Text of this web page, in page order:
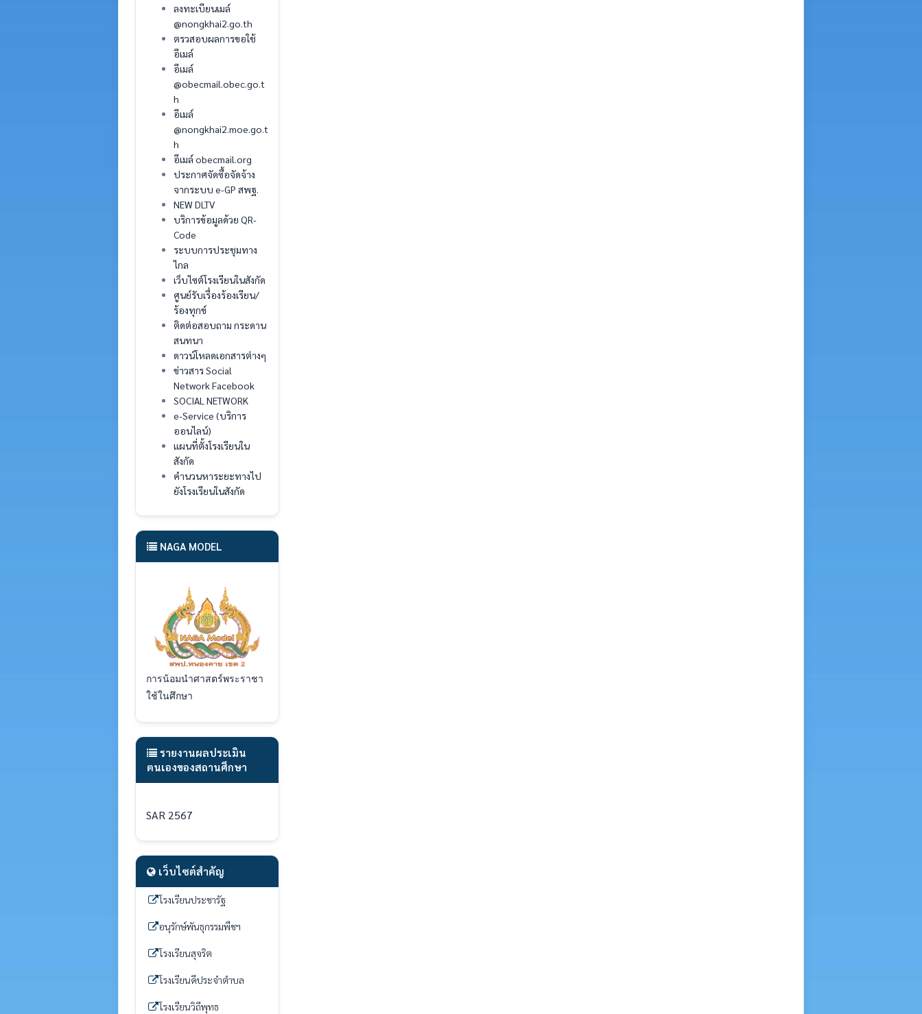
ลงทะเบียนเมล์
@nongkhai2.go.th
ตรวสอบผลการขอใช้
อีเมล์
อีเมล์
@obecmail.obec.go.t
h
อีเมล์
@nongkhai2.moe.go.t
h
อีเมล์ obecmail.org
ประกาศจัดซื้อจัดจ้าง
จากระบบ e-GP สพฐ.
NEW DLTV
บริการข้อมูลด้วย QR-
Code
ระบบการประชุมทาง
ไกล
เว็บไซต์โรงเรียนในสังกัด
ศูนย์รับเรื่องร้องเรียน/
ร้องทุกข์
ติดต่อสอบถาม กระดาน
สนทนา
ดาวน์โหลดเอกสารต่างๆ
ข่าวสาร Social
Network Facebook
SOCIAL NETWORK
e-Service (บริการ
ออนไลน์)
แผนที่ตั้งโรงเรียนใน
สังกัด
คำนวนหาระยะทางไป
ยังโรงเรียนในสังกัด
NAGA MODEL
การน้อมนำศาสตร์พระราชา
ใช้ในศึกษา
รายงานผลประเมิน
ตนเองของสถานศึกษา
SAR 2567
เว็บไซต์สำคัญ
โรงเรียนประชารัฐ
อนุรักษ์พันธุกรรมพืชฯ
โรงเรียนสุจริต
โรงเรียนดีประจำตำบล
โรงเรียนวิถีพุทธ